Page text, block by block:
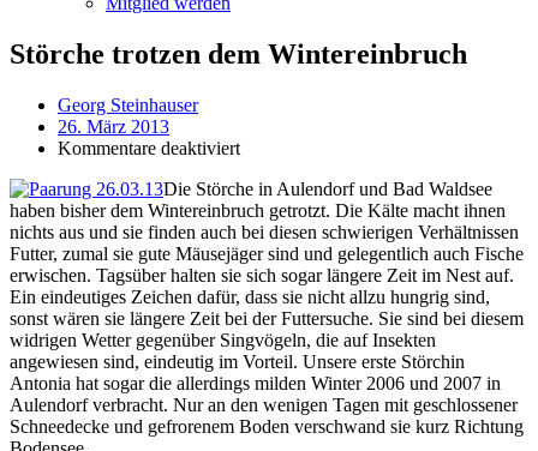
Störche trotzen dem Wintereinbruch
Georg Steinhauser
26. März 2013
Kommentare deaktiviertfür
trotzen
dem
Wintereinbruch
Die Störche in Aulendorf und Bad Waldsee
haben bisher dem Wintereinbruch getrotzt. Die Kälte macht ihnen
nichts aus und sie finden auch bei diesen schwierigen Verhältnissen
Futter, zumal sie gute Mäusejäger sind und gelegentlich auch Fische
erwischen. Tagsüber halten sie sich sogar längere Zeit im Nest auf.
Ein eindeutiges Zeichen dafür, dass sie nicht allzu hungrig sind,
sonst wären sie längere Zeit bei der Futtersuche. Sie sind bei diesem
widrigen Wetter gegenüber Singvögeln, die auf Insekten
angewiesen sind, eindeutig im Vorteil. Unsere erste Störchin
Antonia hat sogar die allerdings milden Winter 2006 und 2007 in
Aulendorf verbracht. Nur an den wenigen Tagen mit geschlossener
Schneedecke und gefrorenem Boden verschwand sie kurz Richtung